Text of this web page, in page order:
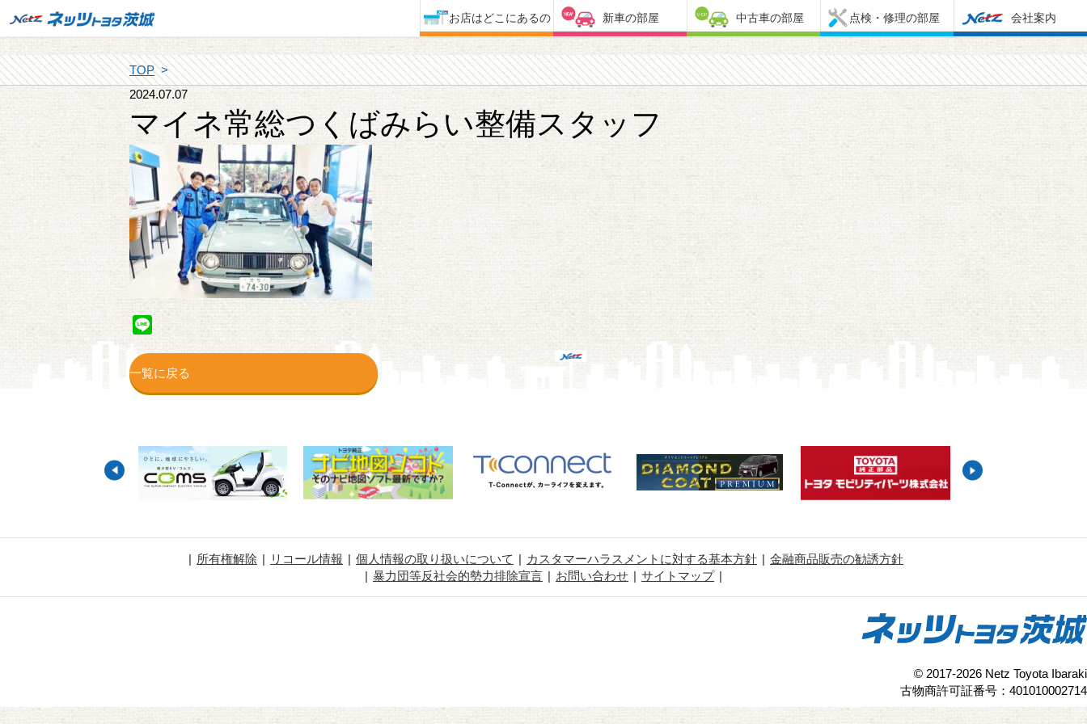
お店はどこにあるの 新車の部屋 中古車の部屋 点検・修理の部屋 会社案内
TOP
2024.07.07
マイネ常総つくばみらい整備スタッフ
Line
一覧に戻る
所有権解除 リコール情報 個人情報の取り扱いについて カスタマーハラスメントに対する基本方針
金融商品販売の勧誘方針
暴力団等反社会的勢力排除宣言
お問い合わせ サイトマップ
© 2017-2026 Netz Toyota Ibaraki
古物商許可証番号：401010002714